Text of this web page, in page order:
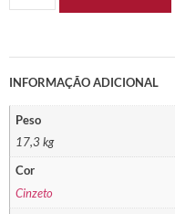
INFORMAÇÃO ADICIONAL
Peso
17,3 kg
Cor
Cinzeto